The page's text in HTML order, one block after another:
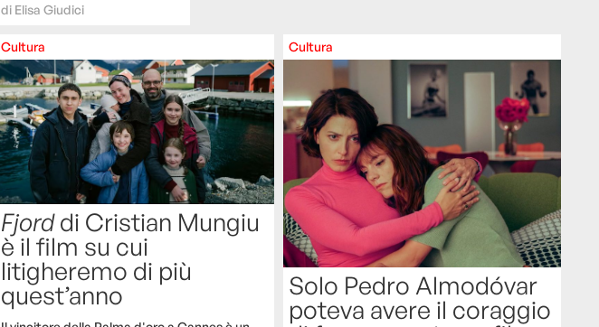
di Elisa Giudici
Cultura
Fjorddi Cristian Mungiu
è il film su cui
litigheremo di più
quest’anno
Cultura
Solo Pedro Almodóvar
poteva avere il coraggio